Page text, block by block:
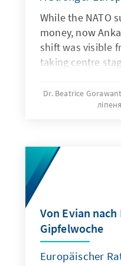
While the NATO
money, now
shift was visible
taking centre
produced a
initiatives. The
with a new
eve of the sum-
Dr. Beatrice
Von Evian
Gipfelwoche
Europäischer